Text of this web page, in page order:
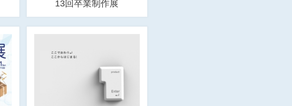
13回卒業制作展